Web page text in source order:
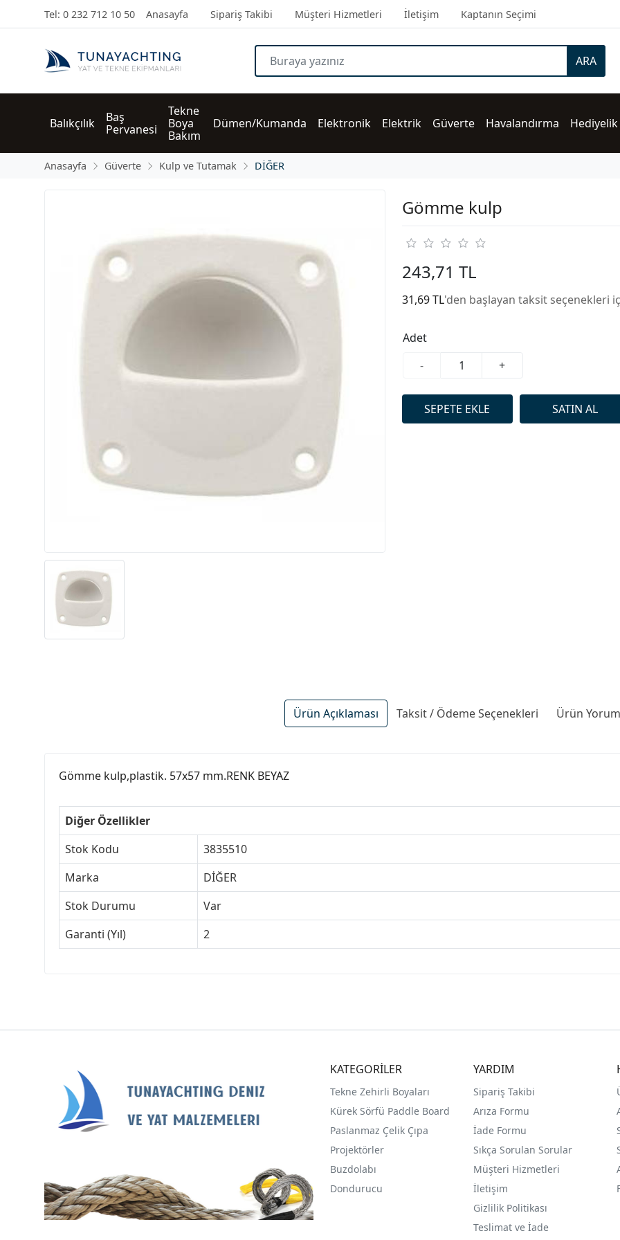
Tel: 0 232 712 10 50 Anasayfa Sipariş Takibi Müşteri Hizmetleri İletişim Kaptanın Seçimi
ARA
Balıkçılık
Baş
Pervanesi
Tekne
Boya
Bakım
Dümen/Kumanda Elektronik Elektrik Güverte Havalandırma Hediyelik
Anasayfa Güverte Kulp ve Tutamak DİĞER
Gömme kulp
243,71 TL
31,69 TL'den başlayan taksit seçenekleri
Adet
-
+
Ürün Açıklaması Taksit / Ödeme Seçenekleri Ürün
Gömme kulp,plastik. 57x57 mm.RENK BEYAZ
Diğer Özellikler
Stok Kodu
3835510
Marka
DİĞER
Stok Durumu
Var
Garanti (Yıl)
2
KATEGORİLER
Tekne Zehirli Boyaları
Kürek Sörfü Paddle Board
Paslanmaz Çelik Çıpa
Projektörler
Buzdolabı
Dondurucu
YARDIM
Sipariş Takibi
Arıza Formu
İade Formu
Sıkça Sorulan Sorular
Müşteri Hizmetleri
İletişim
Gizlilik Politikası
Teslimat ve İade